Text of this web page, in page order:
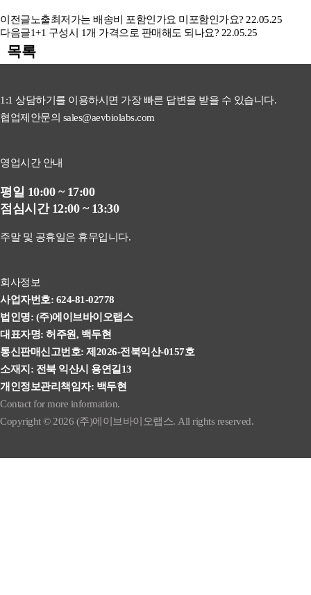
이전글노출최저가는 배송비 포함인가요 미포함인가요? 22.05.25
다음글1+1 구성시 1개 가격으로 판매해도 되나요? 22.05.25
목록
1:1 상담하기를 이용하시면 가장 빠른 답변을 받을 수 있습니다.
협업제안문의 sales@aevbiolabs.com
영업시간 안내
평일 10:00 ~ 17:00
점심시간 12:00 ~ 13:30
주말 및 공휴일은 휴무입니다.
회사정보
사업자번호: 624-81-02778
법인명: (주)에이브바이오랩스
대표자명: 허주원, 백두현
통신판매신고번호: 제2026-전북익산-0157호
소재지: 전북 익산시 용연길13
개인정보관리책임자: 백두현
Contact for more information.
Copyright © 2026 (주)에이브바이오랩스. All rights reserved.